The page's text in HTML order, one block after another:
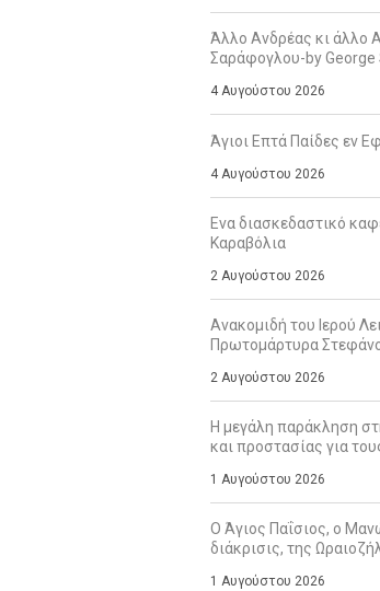
Άλλο Ανδρέας κι άλλο
Σαράφογλου-by George
4 Αυγούστου 2026
Άγιοι Επτά Παίδες εν
4 Αυγούστου 2026
Ενα διασκεδαστικό
Καραβόλια
2 Αυγούστου 2026
Ανακομιδή του Ιερού
Πρωτομάρτυρα
2 Αυγούστου 2026
Η μεγάλη παράκληση
και προστασίας για
1 Αυγούστου 2026
Ο Άγιος Παΐσιος, ο
διάκρισις, της
1 Αυγούστου 2026